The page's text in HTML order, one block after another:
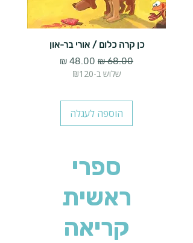
כן קרה כלום / אורי בר-און
מחיר רגיל מחיר מבצע
שלוש ב-₪120
הוספה לעגלה
ספרי
ראשית
קריאה